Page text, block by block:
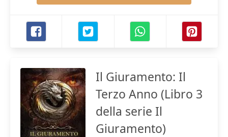
Il Giuramento: Il
Terzo Anno (Libro 3
della serie Il
Giuramento)